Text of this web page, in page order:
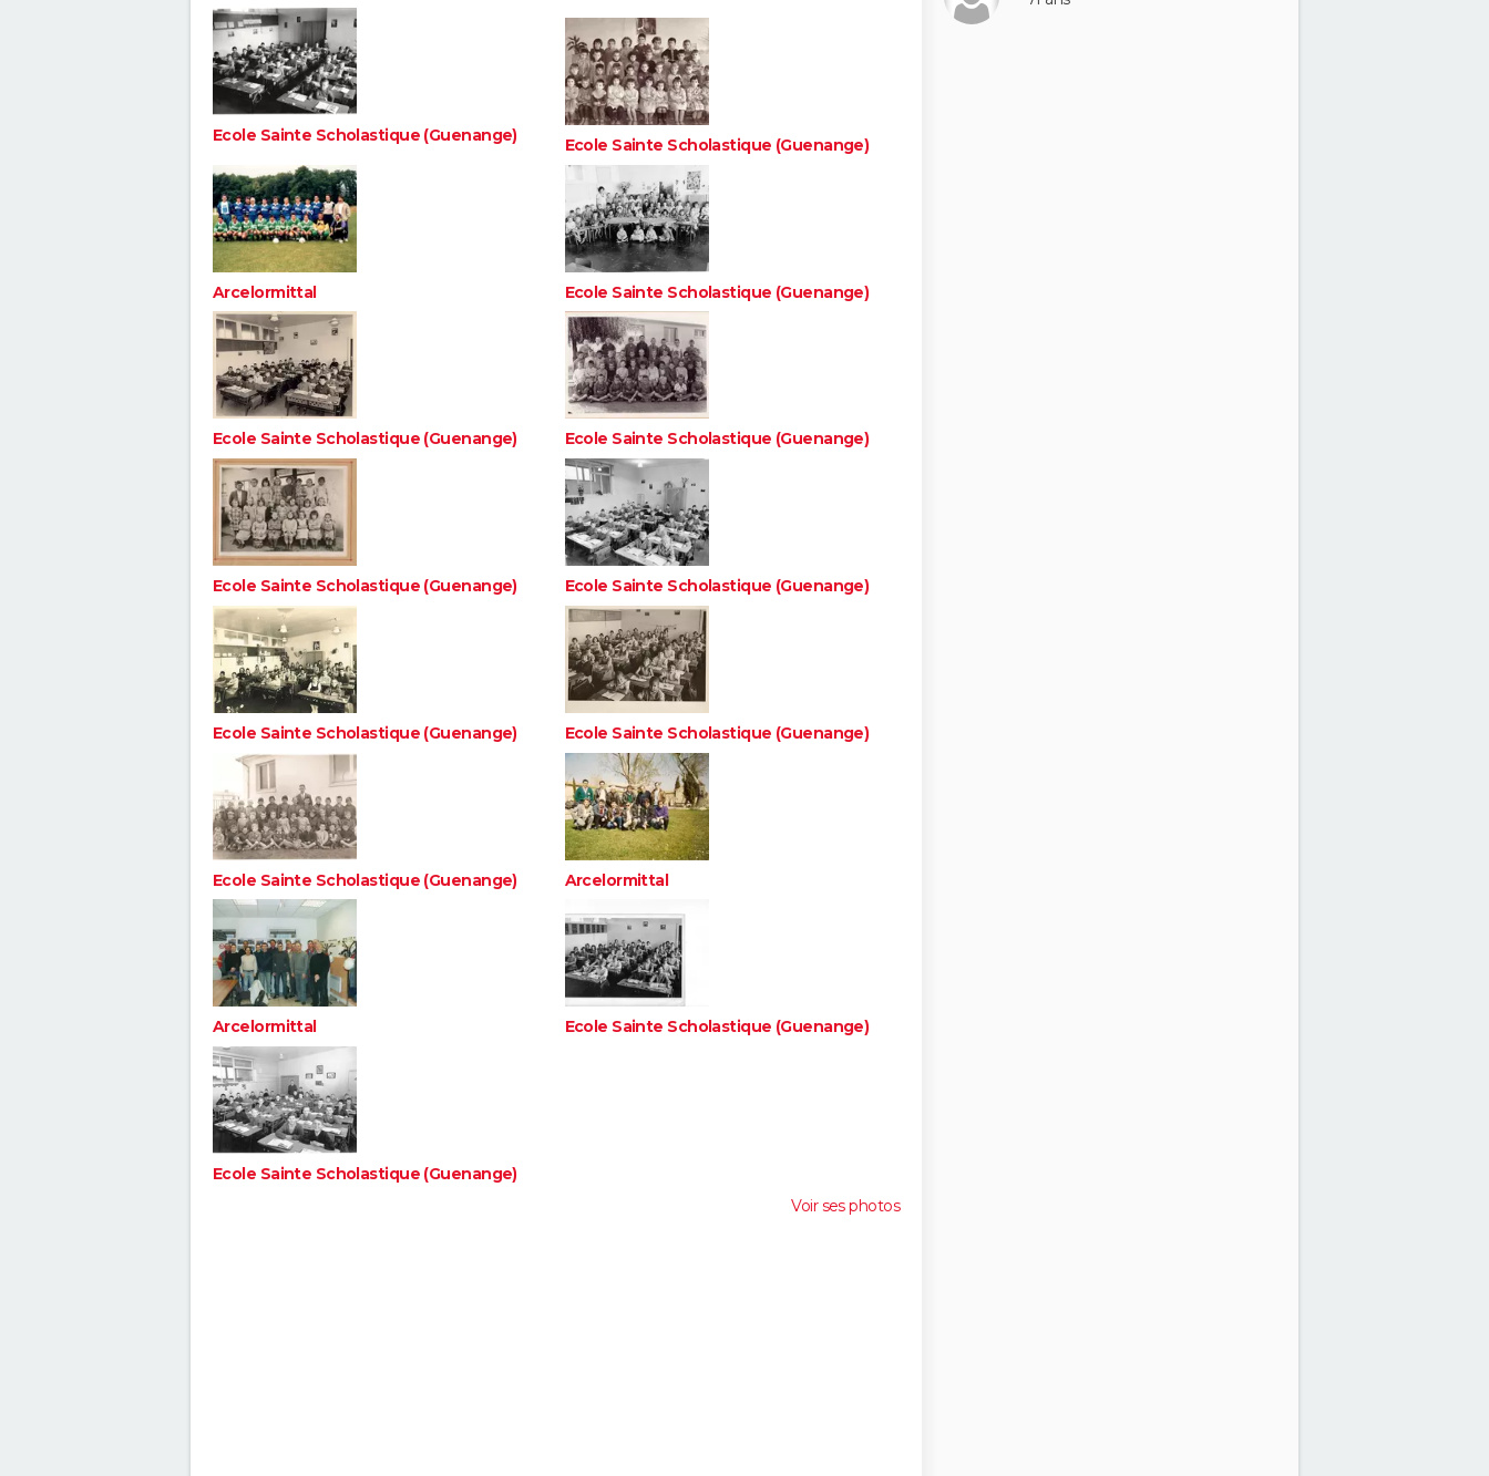
Ecole Sainte Scholastique (Guenange) Ecole Sainte Scholastique (Guenange)
Arcelormittal Ecole Sainte Scholastique (Guenange)
Ecole Sainte Scholastique (Guenange) Ecole Sainte Scholastique (Guenange)
Ecole Sainte Scholastique (Guenange) Ecole Sainte Scholastique (Guenange)
Ecole Sainte Scholastique (Guenange) Ecole Sainte Scholastique (Guenange)
Ecole Sainte Scholastique (Guenange) Arcelormittal
Arcelormittal Ecole Sainte Scholastique (Guenange)
Ecole Sainte Scholastique (Guenange)
Voir ses photos